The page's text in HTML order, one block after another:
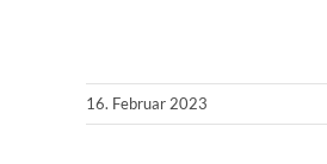
16. Februar 2023